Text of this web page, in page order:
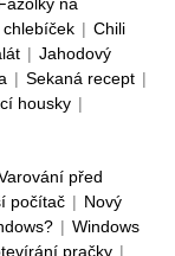
chlebíček | Chili
| Jahodový
| Sekaná recept |
housky |
před
počítač | Nový
| Windows
pračky |